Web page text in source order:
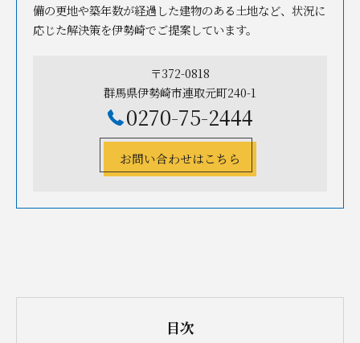
備の更地や築年数が経過した建物のある土地など、状況に
応じた解決策を伊勢崎でご提案しています。
〒372-0818
群馬県伊勢崎市連取元町240-1
0270-75-2444
お問い合わせはこちら
目次